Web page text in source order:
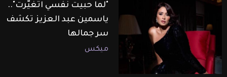
"لما حبيت نفسي اتغيّرت"..
ياسمين عبد العزيز تكشف
سر جمالها
ميكس